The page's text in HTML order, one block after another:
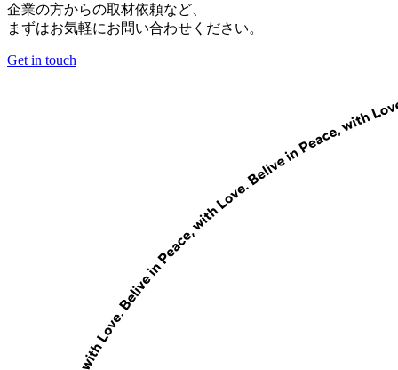
企業の方からの取材依頼など、
まずはお気軽にお問い合わせください。
Get in touch